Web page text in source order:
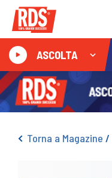
ASCOLTA
Torna a Magazine /